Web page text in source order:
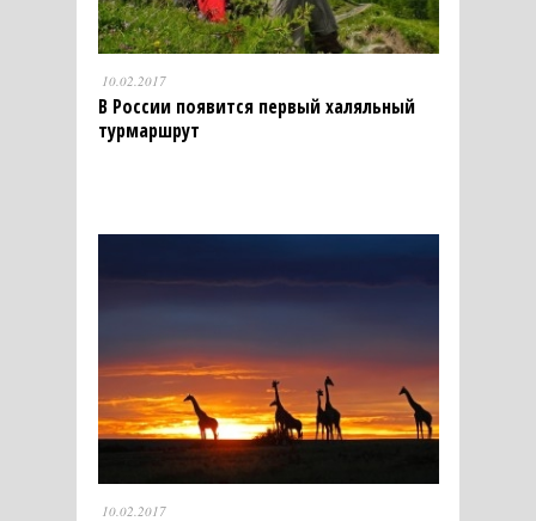
10.02.2017
В России появится первый халяльный
турмаршрут
10.02.2017